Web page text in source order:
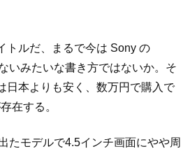
トルだ、まるで今は Sony の
いみたいな書き方ではないか。そ
日本よりも安く、数万円で購入で
在する。
たモデルで4.5インチ画面にやや周